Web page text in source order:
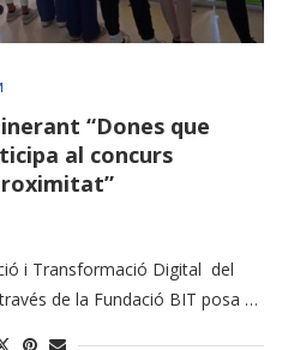
“Dones que
al concurs
i Transformació Digital del
de la Fundació BIT posa …